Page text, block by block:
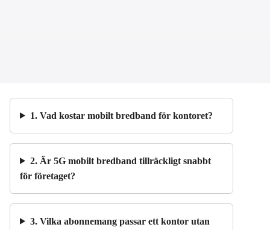
1. Vad kostar mobilt bredband för kontoret?
2. Är 5G mobilt bredband tillräckligt snabbt
för företaget?
3. Vilka abonnemang passar ett kontor utan